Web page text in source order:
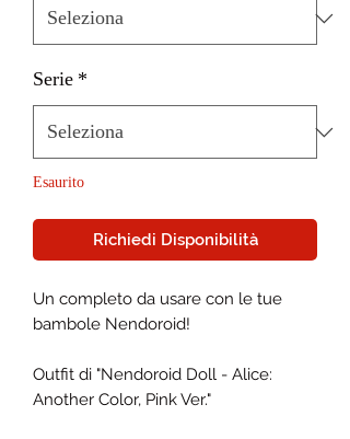
Serie *
Esaurito
Richiedi Disponibilità
Un completo da usare con le tue
bambole Nendoroid!
Outfit di "Nendoroid Doll - Alice:
Another Color, Pink Ver."